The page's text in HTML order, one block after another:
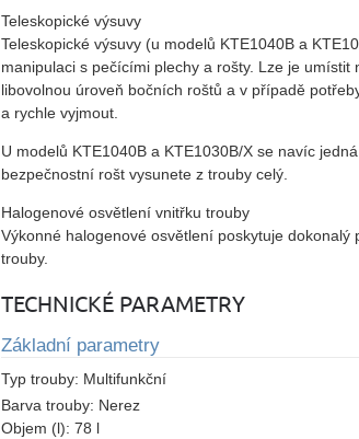
Teleskopické výsuvy
Teleskopické výsuvy (u modelů KTE1040B a
manipulaci s pečícími plechy a rošty. Lze je umístit
libovolnou úroveň bočních roštů a v případě
a rychle vyjmout.
U modelů KTE1040B a KTE1030B/X se navíc
bezpečnostní rošt vysunete z trouby celý.
Halogenové osvětlení vnitřku trouby
Výkonné halogenové osvětlení poskytuje
trouby.
TECHNICKÉ PARAMETRY
Základní parametry
Typ trouby: Multifunkční
Barva trouby: Nerez
Objem (l): 78 l